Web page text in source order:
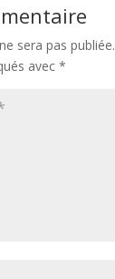
sera pas publiée.
avec *